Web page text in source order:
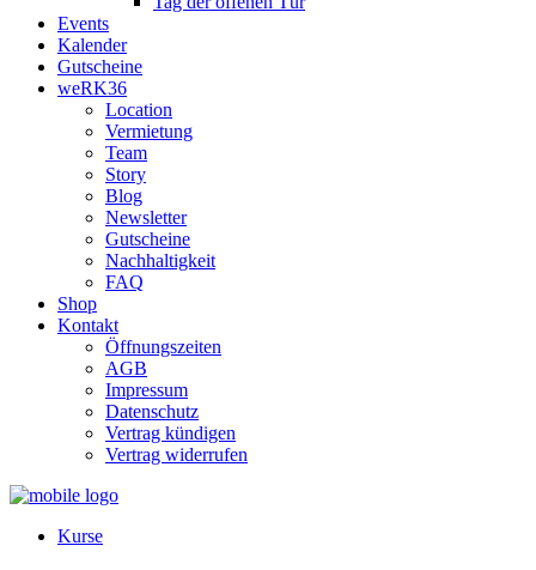
Events
Kalender
Gutscheine
weRK36
Location
Vermietung
Team
Story
Blog
Newsletter
Gutscheine
Nachhaltigkeit
FAQ
Shop
Kontakt
Öffnungszeiten
AGB
Impressum
Datenschutz
Vertrag kündigen
Vertrag widerrufen
Kurse